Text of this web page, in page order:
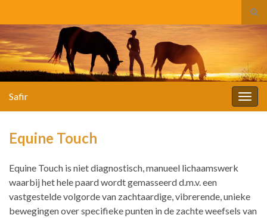
Search for:
Safir
Equine Touch
Equine Touch is niet diagnostisch, manueel lichaamswerk
waarbij het hele paard wordt gemasseerd d.m.v. een
vastgestelde volgorde van zachtaardige, vibrerende, unieke
bewegingen over specifieke punten in de zachte weefsels van